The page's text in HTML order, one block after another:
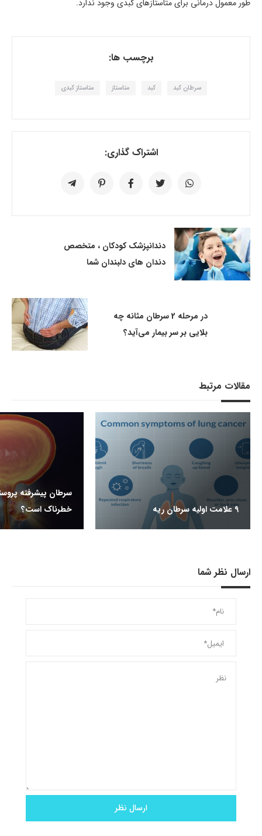
طور معمول درمانی برای متاستازهای کبدی وجود ندارد.
برچسب ها:
سرطان کبد کبد متاستاز متاستاز کبدی
اشتراک گذاری:
دندانپزشک کودکان ، متخصص
دندان های دلبندان شما
در مرحله 2 سرطان مثانه چه
بلایی بر سر بیمار می‌آید؟
مقالات مرتبط
9 علامت اولیه سرطان ریه
سرطان پیشرفته
خطرناک است؟
ارسال نظر شما